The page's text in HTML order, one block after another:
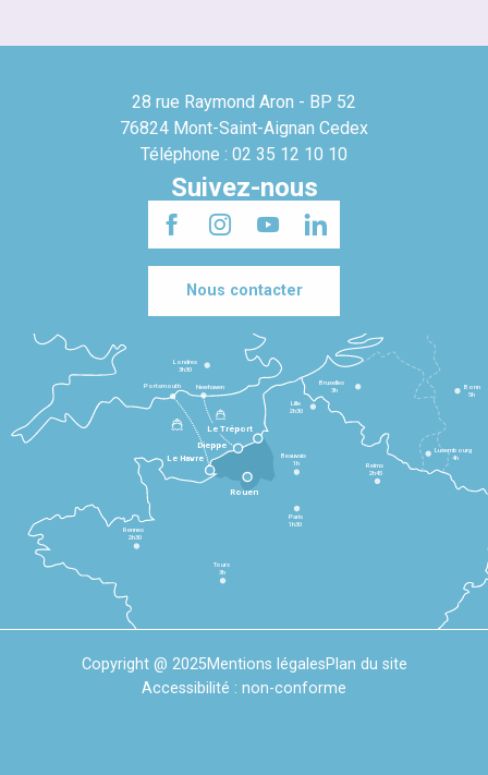
28 rue Raymond Aron - BP 52
76824 Mont-Saint-Aignan Cedex
Téléphone : 02 35 12 10 10
Suivez-nous
Nous contacter
Le Havre
Dieppe
Le Tréport
Rennes
2h30
Tours
3h
Paris
1h30
Beauvais
1h
Reims
2h45
Lille
2h30
Bruxelles
3h
Londres
3h30
Newhaven
Portsmouth
Bonn
5h
Luxembourg
4h
Rouen
Copyright @ 2025Mentions légalesPlan du site
Accessibilité : non-conforme